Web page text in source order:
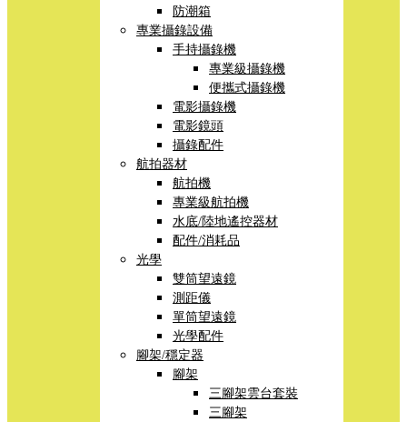
防潮箱
專業攝錄設備
手持攝錄機
專業級攝錄機
便攜式攝錄機
電影攝錄機
電影鏡頭
攝錄配件
航拍器材
航拍機
專業級航拍機
水底/陸地遙控器材
配件/消耗品
光學
雙筒望遠鏡
測距儀
單筒望遠鏡
光學配件
腳架/穩定器
腳架
三腳架雲台套裝
三腳架